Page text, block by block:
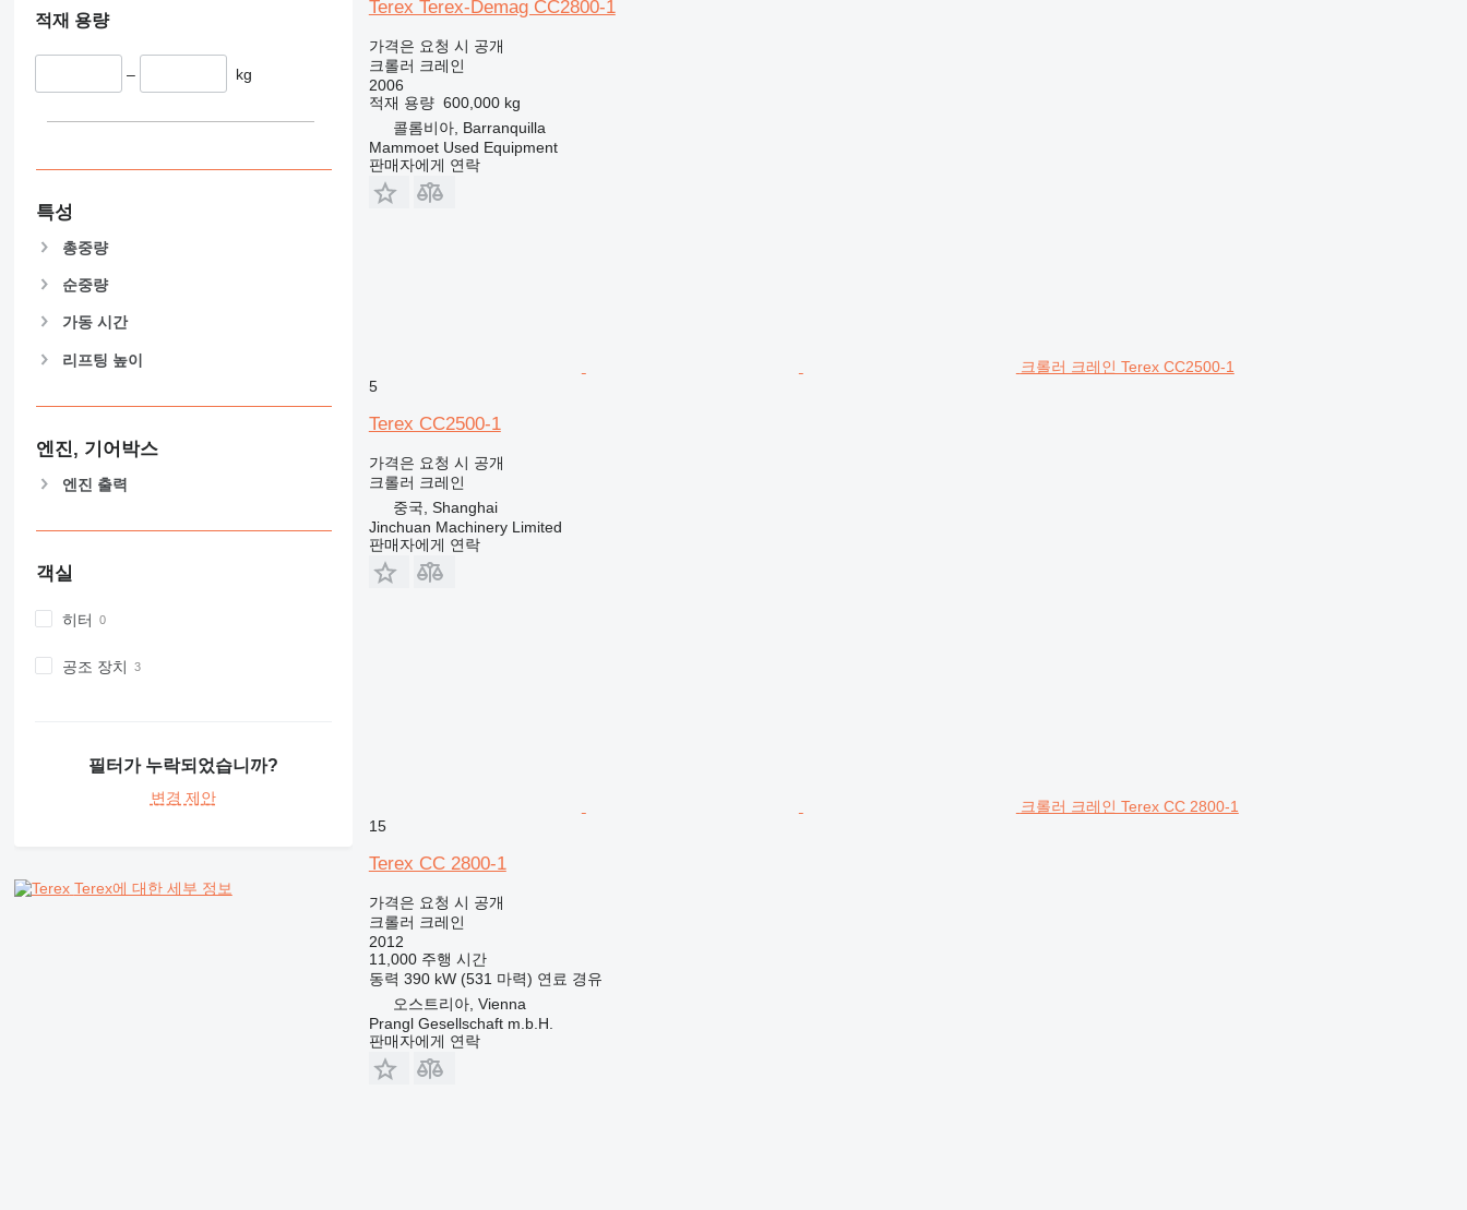
적재 용량
– kg
특성
총중량
순중량
가동 시간
리프팅 높이
엔진, 기어박스
엔진 출력
객실
히터
공조 장치
필터가 누락되었습니까?
변경 제안
Terex에 대한 세부 정보
Terex Terex-Demag CC2800-1
가격은 요청 시 공개
크롤러 크레인
2006
적재 용량 600,000 kg
콜롬비아, Barranquilla
Mammoet Used Equipment
판매자에게 연락
크롤러 크레인 Terex CC2500-1
5
Terex CC2500-1
가격은 요청 시 공개
크롤러 크레인
중국, Shanghai
Jinchuan Machinery Limited
판매자에게 연락
크롤러 크레인 Terex CC 2800-1
15
Terex CC 2800-1
가격은 요청 시 공개
크롤러 크레인
2012
11,000 주행 시간
동력 390 kW (531 마력) 연료 경유
오스트리아, Vienna
Prangl Gesellschaft m.b.H.
판매자에게 연락